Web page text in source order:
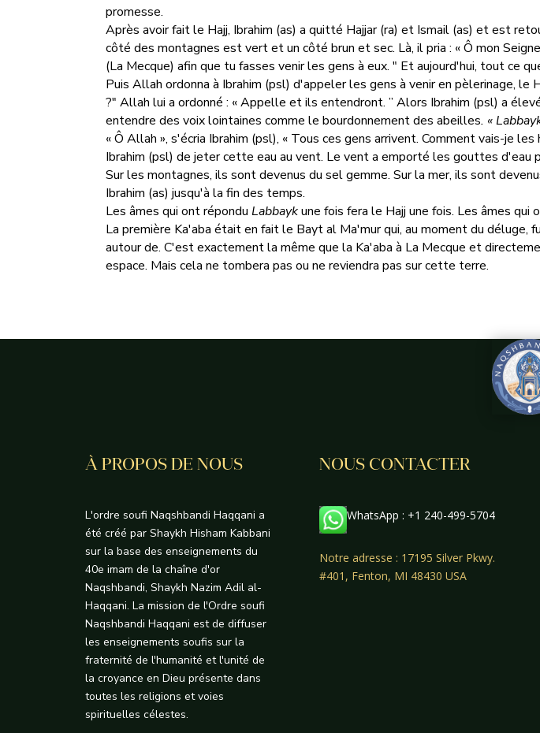
promesse.
Après avoir fait le Hajj, Ibrahim (as) a quitté Hajjar (ra) et Ismail (as) et est
côté des montagnes est vert et un côté brun et sec. Là, il pria : « Ô mon
(La Mecque) afin que tu fasses venir les gens à eux. " Et aujourd'hui, tout ce
Puis Allah ordonna à Ibrahim (psl) d'appeler les gens à venir en pèlerinage, le
?" Allah lui a ordonné : « Appelle et ils entendront. ” Alors Ibrahim (psl) a
entendre des voix lointaines comme le bourdonnement des abeilles. «
« Ô Allah », s'écria Ibrahim (psl), « Tous ces gens arrivent. Comment vais-je
Ibrahim (psl) de jeter cette eau au vent. Le vent a emporté les gouttes
Sur les montagnes, ils sont devenus du sel gemme. Sur la mer, ils sont
Ibrahim (as) jusqu'à la fin des temps.
Les âmes qui ont réponduLabbaykune fois fera le Hajj une fois. Les âmes
La première Ka'aba était en fait le Bayt al Ma'mur qui, au moment du
autour de. C'est exactement la même que la Ka'aba à La Mecque et
espace. Mais cela ne tombera pas ou ne reviendra pas sur cette terre.
À PROPOS DE NOUS
L'ordre soufi Naqshbandi Haqqani a
été créé par Shaykh Hisham Kabbani
sur la base des enseignements du
40e imam de la chaîne d'or
Naqshbandi, Shaykh Nazim Adil al-
Haqqani. La mission de l'Ordre soufi
Naqshbandi Haqqani est de diffuser
les enseignements soufis sur la
fraternité de l'humanité et l'unité de
la croyance en Dieu présente dans
toutes les religions et voies
spirituelles célestes.
NOUS CONTACTER
WhatsApp : +1 240-499-5704
Notre adresse : 17195 Silver Pkwy.
#401, Fenton, MI 48430 USA